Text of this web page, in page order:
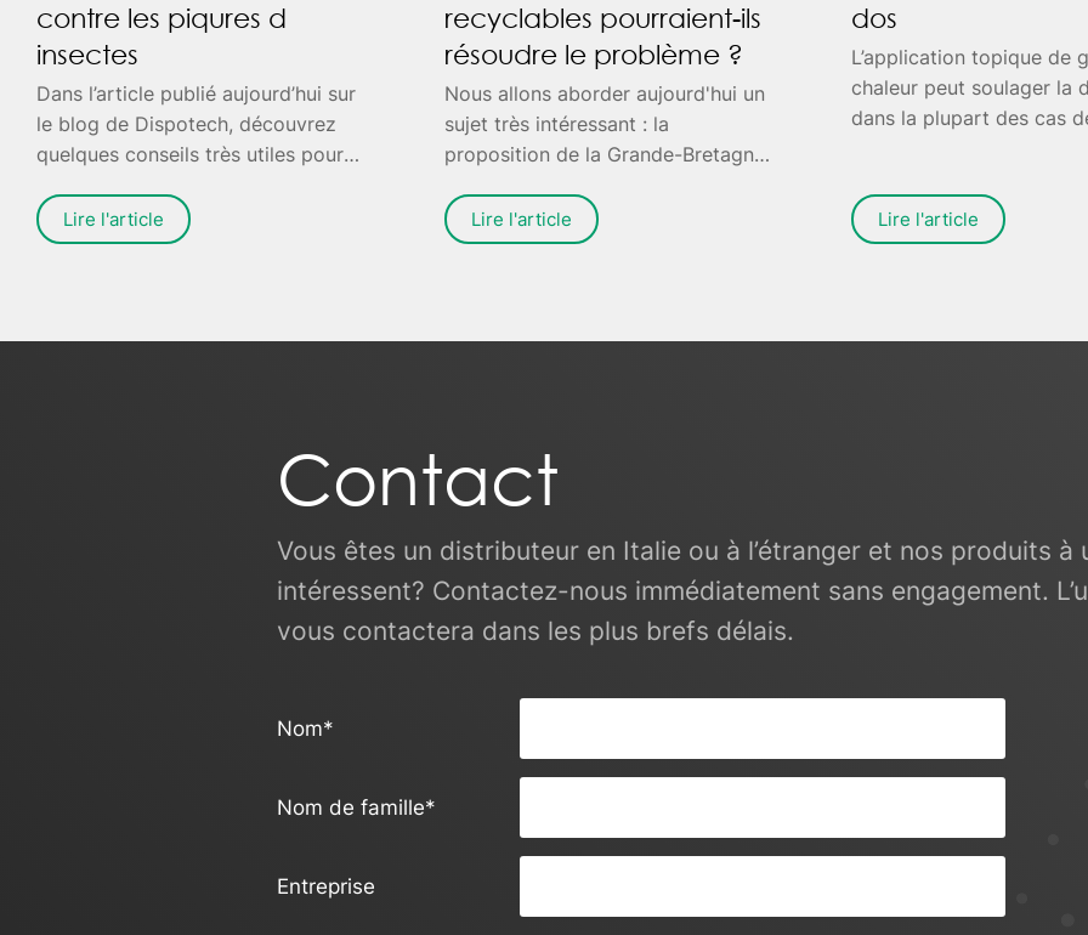
contre les piqures d
insectes
Dans l’article publié aujourd’hui sur
le blog de Dispotech, découvrez
quelques conseils très utiles pour
les piqûres d’insectes. En été, se
faire piquer peut arriver, donc mieux
processus de guérison.
Lire l'article
recyclables pourraient-ils
résoudre le problème ?
Nous allons aborder aujourd'hui un
sujet très intéressant : la
proposition de la Grande-Bretagne
national de santé du pays) d'utiliser
des EPI (Équipements de Protection
approfondir ce sujet, nous nous
Lire l'article
dos
L’application topique de
chaleur peut soulager la
dans la plupart des cas
article publié sur spine-
Lire l'article
Contact
Vous êtes un distributeur en Italie ou à l’étranger et nos produits à
intéressent? Contactez-nous immédiatement sans engagement.
vous contactera dans les plus brefs délais.
Nom*
Nom de famille*
Entreprise